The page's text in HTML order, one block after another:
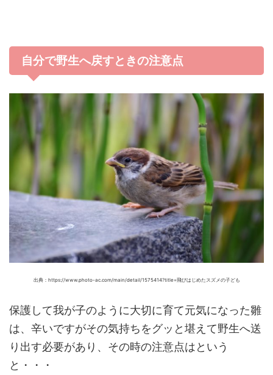
自分で野生へ戻すときの注意点
出典：https://www.photo-ac.com/main/detail/1575414?title=飛びはじめたスズメの子ども
保護して我が子のように大切に育て元気になった雛
は、辛いですがその気持ちをグッと堪えて野生へ送
り出す必要があり、その時の注意点はという
と・・・